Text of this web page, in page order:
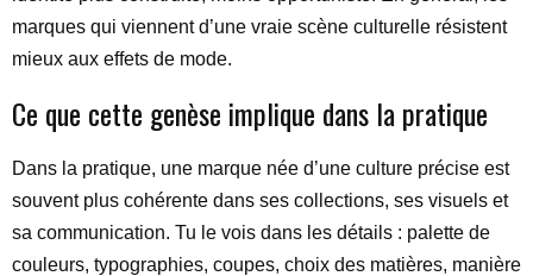
marques qui viennent d’une vraie scène culturelle résistent
mieux aux effets de mode.
Ce que cette genèse implique dans la pratique
Dans la pratique, une marque née d’une culture précise est
souvent plus cohérente dans ses collections, ses visuels et
sa communication. Tu le vois dans les détails : palette de
couleurs, typographies, coupes, choix des matières, manière